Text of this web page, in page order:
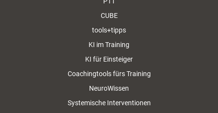
CUBE
tools+tipps
KI im Training
KI für Einsteiger
Coachingtools fürs Training
NeuroWissen
Systemische Interventionen